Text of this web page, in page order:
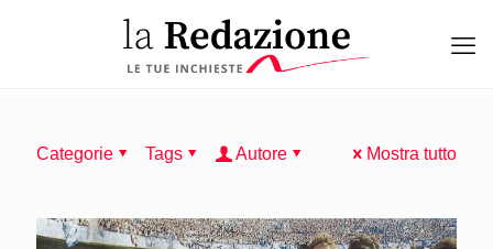
Categorie Tags Autore Mostra tutto